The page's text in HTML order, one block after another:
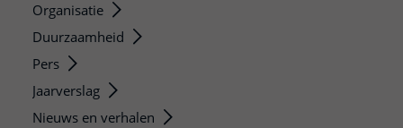
Organisatie
Duurzaamheid
Pers
Jaarverslag
Nieuws en verhalen